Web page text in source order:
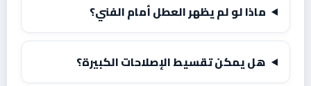
ماذا لو لم يظهر العطل أمام الفني؟
هل يمكن تقسيط الإصلاحات الكبيرة؟